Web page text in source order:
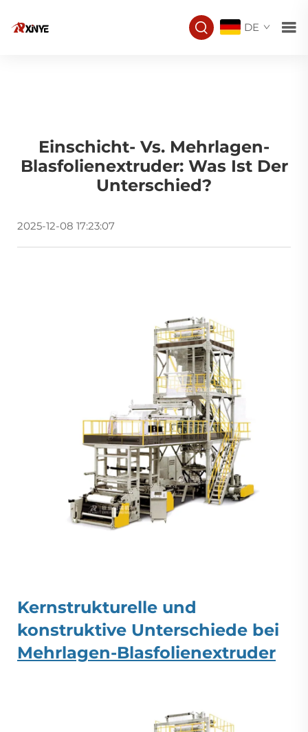
DE
Einschicht- Vs. Mehrlagen-
Blasfolienextruder: Was Ist Der
Unterschied?
2025-12-08 17:23:07
Kernstrukturelle und
konstruktive Unterschiede bei
Mehrlagen-Blasfolienextruder